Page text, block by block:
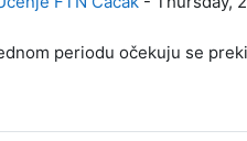
periodu očekuju se